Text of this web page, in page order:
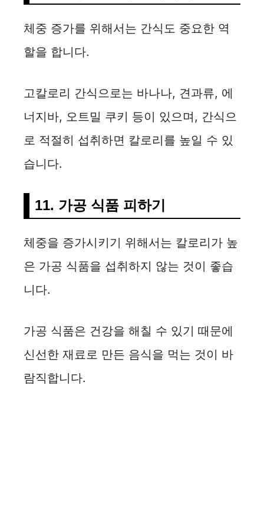
체중 증가를 위해서는 간식도 중요한 역
할을 합니다.
고칼로리 간식으로는 바나나, 견과류, 에
너지바, 오트밀 쿠키 등이 있으며, 간식으
로 적절히 섭취하면 칼로리를 높일 수 있
습니다.
11. 가공 식품 피하기
체중을 증가시키기 위해서는 칼로리가 높
은 가공 식품을 섭취하지 않는 것이 좋습
니다.
가공 식품은 건강을 해칠 수 있기 때문에
신선한 재료로 만든 음식을 먹는 것이 바
람직합니다.